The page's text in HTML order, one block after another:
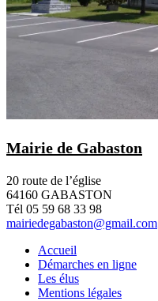
Mairie de Gabaston
20 route de l’église
64160 GABASTON
Tél 05 59 68 33 98
mairiedegabaston@gmail.com
Accueil
Démarches en ligne
Les élus
Mentions légales